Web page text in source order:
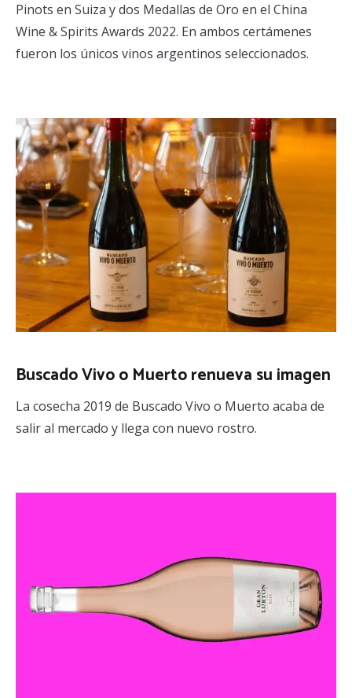
Pinots en Suiza y dos Medallas de Oro en el China
Wine & Spirits Awards 2022. En ambos certámenes
fueron los únicos vinos argentinos seleccionados.
Buscado Vivo o Muerto renueva su imagen
La cosecha 2019 de Buscado Vivo o Muerto acaba de
salir al mercado y llega con nuevo rostro.